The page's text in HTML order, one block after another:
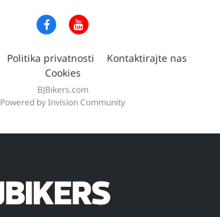
Politika privatnosti
Kontaktirajte nas
Cookies
BJBikers.com
Powered by Invision Community